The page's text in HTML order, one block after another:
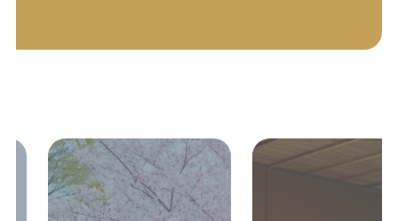
ス
ラ
イ